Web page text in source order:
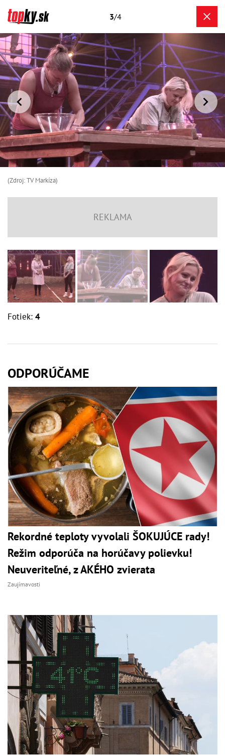
3/4
(Zdroj: TV Markíza)
Fotiek: 4
ODPORÚČAME
Rekordné teploty vyvolali ŠOKUJÚCE rady!
Režim odporúča na horúčavy polievku!
Neuveriteľné, z AKÉHO zvierata
Zaujímavosti